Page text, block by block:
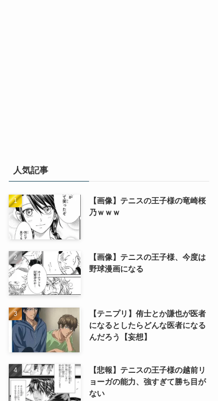
人気記事
【画像】テニスの王子様の竜崎桜
乃ｗｗｗ
【画像】テニスの王子様、今度は
野球漫画になる
【テニプリ】侑士とか謙也が医者
になるとしたらどんな医者になる
んだろう【妄想】
【悲報】テニスの王子様の越前リ
ョーガの能力、強すぎて勝ち目が
ない